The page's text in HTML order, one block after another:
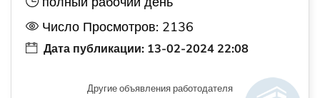
Число Просмотров: 2136
Дата публикации: 13-02-2024 22:08
Другие объявления работодателя